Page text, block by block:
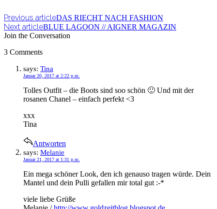
Previous articleDAS RIECHT NACH FASHION
Next articleBLUE LAGOON // AIGNER MAGAZIN
Join the Conversation
3 Comments
says: Tina
Januar 20, 2017 at 2:22 p.m.
Tolles Outfit – die Boots sind soo schön 🙂 Und mit der
rosanen Chanel – einfach perfekt <3
xxx
Tina
Antworten
says: Melanie
Januar 21, 2017 at 1:31 p.m.
Ein mega schöner Look, den ich genauso tragen würde. Dein
Mantel und dein Pulli gefallen mir total gut :-*
viele liebe Grüße